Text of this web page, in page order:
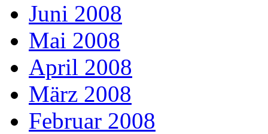
Juni 2008
Mai 2008
April 2008
März 2008
Februar 2008